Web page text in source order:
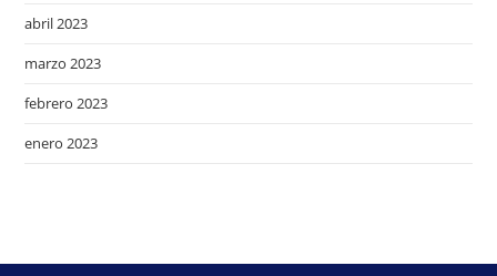
abril 2023
marzo 2023
febrero 2023
enero 2023